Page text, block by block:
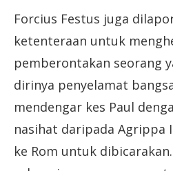
Forcius Festus juga
ketenteraan untuk
pemberontakan seorang
dirinya penyelamat
mendengar kes Paul
nasihat daripada Agrippa
ke Rom untuk